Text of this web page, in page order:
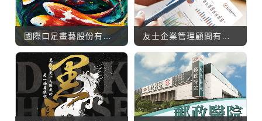
國際口足畫藝股份有限公司